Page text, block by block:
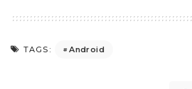
TAGS: Android